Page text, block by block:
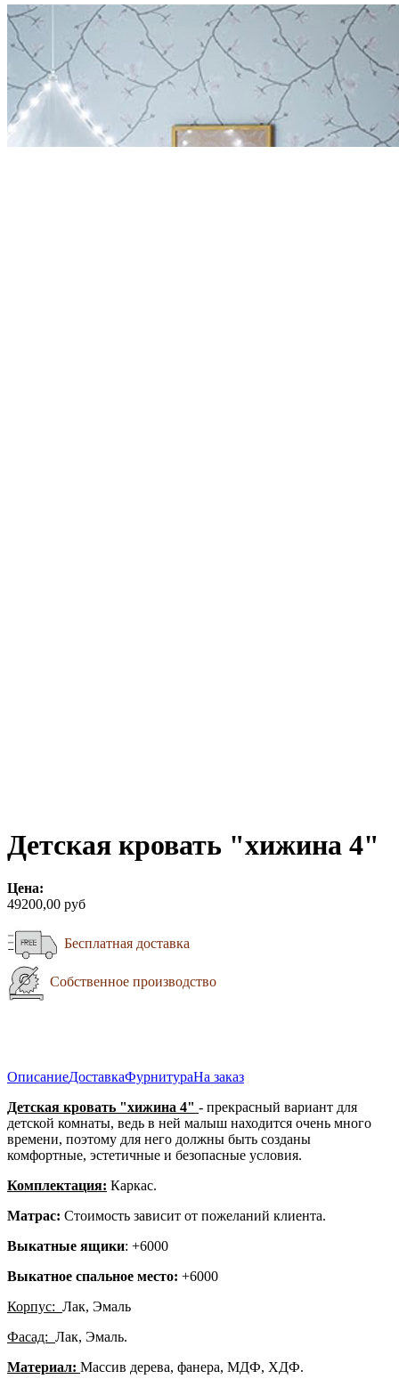
Детская кровать "хижина 4"
Цена:
49200,00 руб
Бесплатная доставка
Собственное производство
ОписаниеДоставкаФурнитураНа заказ
Детская кровать "хижина 4" - прекрасный вариант для
детской комнаты, ведь в ней малыш находится очень много
времени, поэтому для него должны быть созданы
комфортные, эстетичные и безопасные условия.
Комплектация: Каркас.
Матрас: Стоимость зависит от пожеланий клиента.
Выкатные ящики: +6000
Выкатное спальное место: +6000
Корпус: Лак, Эмаль
Фасад: Лак, Эмаль.
Материал: Массив дерева, фанера, МДФ, ХДФ.